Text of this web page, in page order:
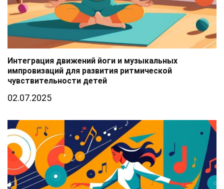
Интеграция движений йоги и музыкальных
импровизаций для развития ритмической
чувствительности детей
02.07.2025